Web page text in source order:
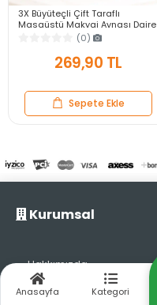
3X Büyüteçli Çift Taraflı
Masaüstü Makyaj Aynası Daire
Siyah Rose Gold Standlı
Dekoratif Yakın Ayna
(0)
269,90 TL
Sepete Ekle
Anasayfa Kategori
Kurumsal
Hakkımızda
Tilbe Home Güvenilir mi?